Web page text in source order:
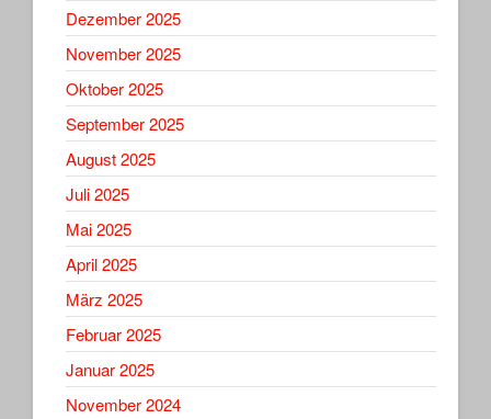
Dezember 2025
November 2025
Oktober 2025
September 2025
August 2025
Juli 2025
Mai 2025
April 2025
März 2025
Februar 2025
Januar 2025
November 2024